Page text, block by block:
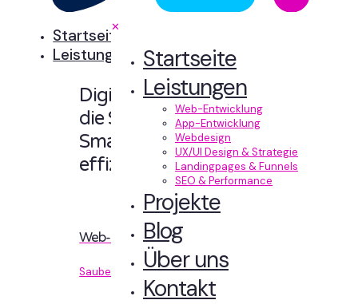
✕
Startseite
Leistungen
Web-Entwicklung
App-Entwicklung
Webdesign
UX/UI Design & Strategie
Landingpages & Funnels
SEO & Performance
Projekte
Blog
Über uns
Kontakt
Startseite
Leistungen
Digitale Erlebnisse,
die Sinn machen.
Smart designt und
effizient entwickelt.
Web-Entwicklung
Sauberer Code, der performt.